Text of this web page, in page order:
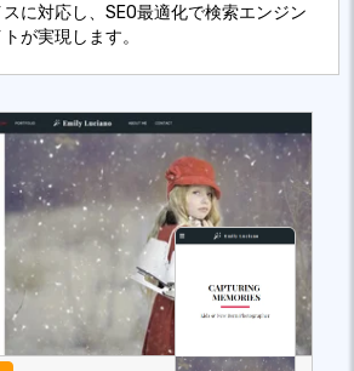
に対応し、SEO最適化で検索エンジン
が実現します。